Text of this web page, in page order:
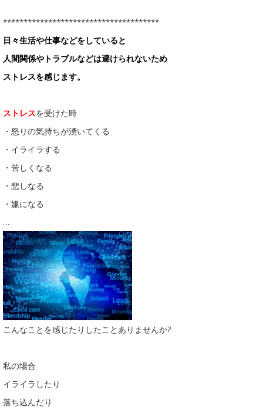
**************************************
日々生活や仕事などをしていると
人間関係やトラブルなどは避けられないため
ストレスを感じます。
ストレスを受けた時
・怒りの気持ちが湧いてくる
・イライラする
・苦しくなる
・悲しなる
・嫌になる
…
こんなことを感じたりしたことありませんか?
私の場合
イライラしたり
落ち込んだり